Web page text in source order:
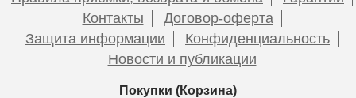
Контакты
Договор-оферта
Защита информации
Конфиденциальность
Новости и публикации
Покупки (Корзина)